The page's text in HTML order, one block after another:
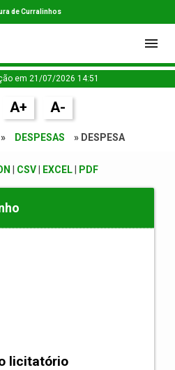
de Curralinhos
em 21/07/2026 14:51
A+ A-
» DESPESAS » DESPESA
CSV| EXCEL| PDF
licitatório